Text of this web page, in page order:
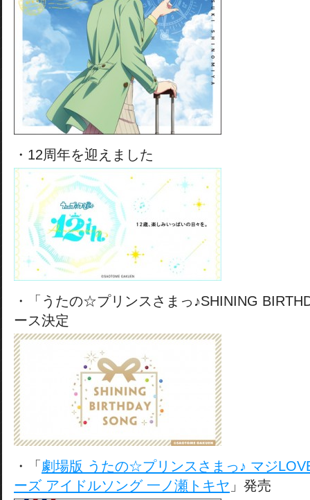
・12周年を迎えました
・「うたの☆プリンスさまっ♪SHINING
ース決定
・「 劇場版 うたの☆プリンスさまっ♪ マジ
ーズ アイドルソング 一ノ瀬トキヤ 」発売